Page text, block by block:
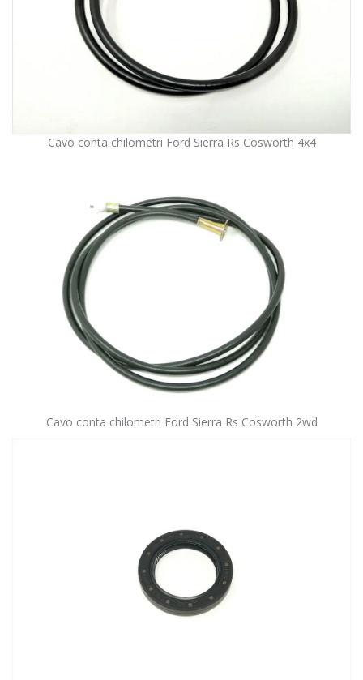
Cavo conta chilometri Ford Sierra Rs Cosworth 4x4
Cavo conta chilometri Ford Sierra Rs Cosworth 2wd